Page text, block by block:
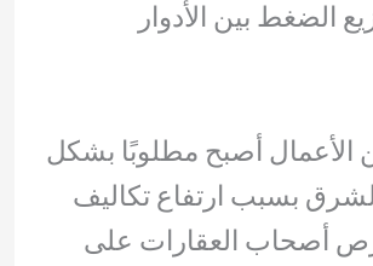
الضغط بين الأدوار
الأعمال أصبح مطلوبًا بشكل
بسبب ارتفاع تكاليف
أصحاب العقارات على